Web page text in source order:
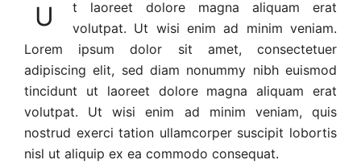
U
t laoreet dolore magna aliquam erat
volutpat. Ut wisi enim ad minim veniam.
Lorem ipsum dolor sit amet, consectetuer
adipiscing elit, sed diam nonummy nibh euismod
tincidunt ut laoreet dolore magna aliquam erat
volutpat. Ut wisi enim ad minim veniam, quis
nostrud exerci tation ullamcorper suscipit lobortis
nisl ut aliquip ex ea commodo consequat.